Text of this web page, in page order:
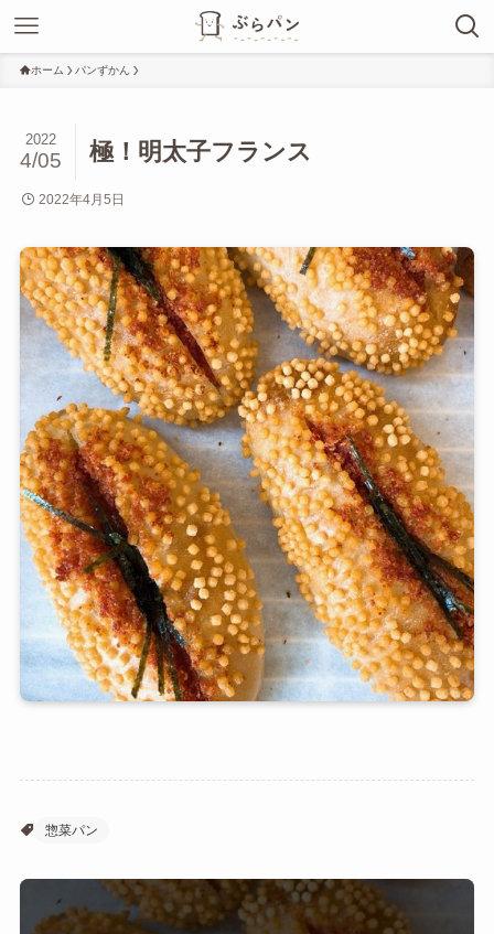
ホーム パンずかん
極！明太子フランス
2022
4/05
2022年4月5日
惣菜パン